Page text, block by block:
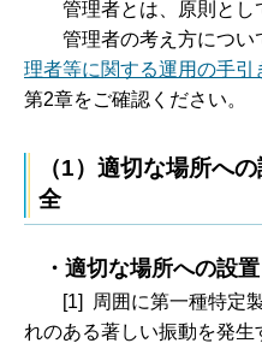
管理者とは、原則とし
管理者の考え方につい
理者等に関する運用の手引
第2章をご確認ください。
（1）適切な場所へ
全
・適切な場所への設置
[1]
周囲に第一種特定
れのある著しい振動を発